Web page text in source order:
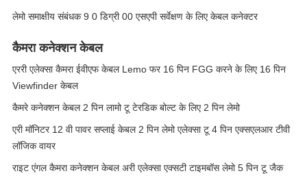
लेमो समाक्षीय संबंधक 9 0 डिग्री 00 एसएपी सर्वेक्षण के लिए केबल कनेक्टर
कैमरा कनेक्शन केबल
एररी एलेक्सा कैमरा ईवीएफ केबल Lemo फर 16 पिन FGG करने के लिए 16 पिन
Viewfinder केबल
कैमरे कनेक्शन केबल 2 पिन लामो टू टेरडिक बोल्ट के लिए 2 पिन लेमो
एरी मॉनिटर 12 वी पावर सप्लाई केबल 2 पिन लेमो एलेक्सा टू 4 पिन एक्सएलआर टीवी
लॉजिक वायर
राइट एंगल कैमरा कनेक्शन केबल अरी एलेक्सा एक्सटी टाइमबॉस लेमो 5 पिन टू जैक